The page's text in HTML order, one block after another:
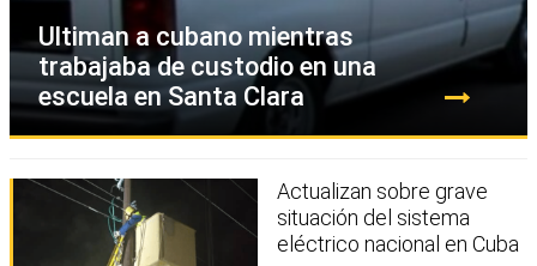
Ultiman a cubano mientras
trabajaba de custodio en una
escuela en Santa Clara
Actualizan sobre grave
situación del sistema
eléctrico nacional en Cuba